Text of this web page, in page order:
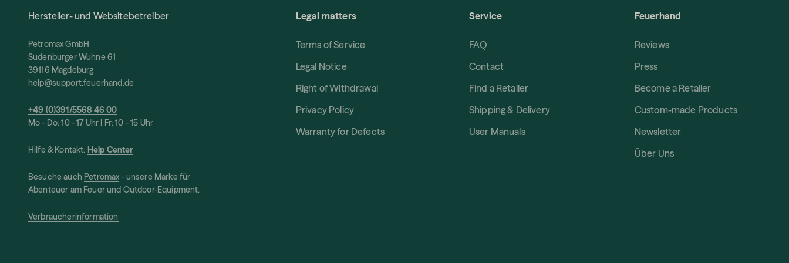
Hersteller- und Websitebetreiber
Petromax GmbH
Sudenburger Wuhne 61
39116 Magdeburg
help@support.feuerhand.de
+49 (0)391/5568 46 00
Mo - Do: 10 - 17 Uhr | Fr: 10 - 15 Uhr
Hilfe & Kontakt: Help Center
Besuche auch Petromax - unsere Marke für
Abenteuer am Feuer und Outdoor-Equipment.
Verbraucherinformation
Legal matters
Terms of Service
Legal Notice
Right of Withdrawal
Privacy Policy
Warranty for Defects
Service
FAQ
Contact
Find a Retailer
Shipping & Delivery
User Manuals
Feuerhand
Reviews
Press
Become a Retailer
Custom-made Products
Newsletter
Über Uns